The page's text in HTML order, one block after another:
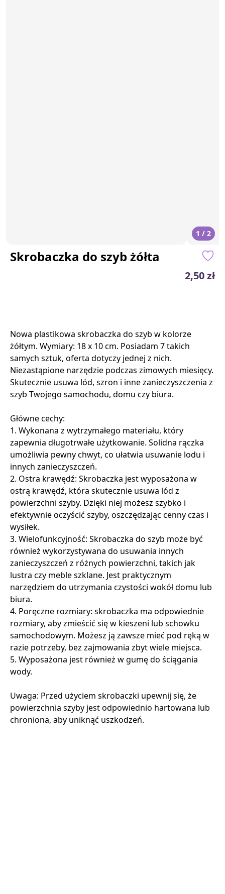
1 / 2
Skrobaczka do szyb żółta
2,50 zł
Nowa plastikowa skrobaczka do szyb w kolorze
żółtym. Wymiary: 18 x 10 cm. Posiadam 7 takich
samych sztuk, oferta dotyczy jednej z nich.
Niezastąpione narzędzie podczas zimowych miesięcy.
Skutecznie usuwa lód, szron i inne zanieczyszczenia z
szyb Twojego samochodu, domu czy biura.
Główne cechy:
1. Wykonana z wytrzymałego materiału, który
zapewnia długotrwałe użytkowanie. Solidna rączka
umożliwia pewny chwyt, co ułatwia usuwanie lodu i
innych zanieczyszczeń.
2. Ostra krawędź: Skrobaczka jest wyposażona w
ostrą krawędź, która skutecznie usuwa lód z
powierzchni szyby. Dzięki niej możesz szybko i
efektywnie oczyścić szyby, oszczędzając cenny czas i
wysiłek.
3. Wielofunkcyjność: Skrobaczka do szyb może być
również wykorzystywana do usuwania innych
zanieczyszczeń z różnych powierzchni, takich jak
lustra czy meble szklane. Jest praktycznym
narzędziem do utrzymania czystości wokół domu lub
biura.
4. Poręczne rozmiary: skrobaczka ma odpowiednie
rozmiary, aby zmieścić się w kieszeni lub schowku
samochodowym. Możesz ją zawsze mieć pod ręką w
razie potrzeby, bez zajmowania zbyt wiele miejsca.
5. Wyposażona jest również w gumę do ściągania
wody.
Uwaga: Przed użyciem skrobaczki upewnij się, że
powierzchnia szyby jest odpowiednio hartowana lub
chroniona, aby uniknąć uszkodzeń.